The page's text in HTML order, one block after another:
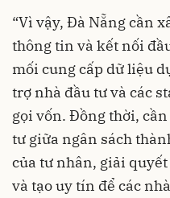
“Vì vậy, Đà Nẵng cần
thông tin và kết nối
mối cung cấp dữ liệu
trợ nhà đầu tư và các
gọi vốn. Đồng thời,
tư giữa ngân sách
của tư nhân, giải
và tạo uy tín để các